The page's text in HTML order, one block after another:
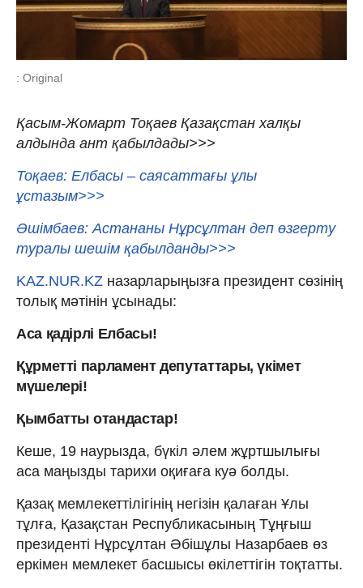
: Original
Қасым-Жомарт Тоқаев Қазақстан халқы
алдында ант қабылдады>>>
Тоқаев: Елбасы – саясаттағы ұлы
ұстазым>>>
Әшімбаев: Астананы Нұрсұлтан деп өзгерту
туралы шешім қабылданды>>>
KAZ.NUR.KZ назарларыңызға президент сөзінің
толық мәтінін ұсынады:
Аса қадірлі Елбасы!
Құрметті парламент депутаттары, үкімет
мүшелері!
Қымбатты отандастар!
Кеше, 19 наурызда, бүкіл әлем жұртшылығы
аса маңызды тарихи оқиғаға куә болды.
Қазақ мемлекеттілігінің негізін қалаған Ұлы
тұлға, Қазақстан Республикасының Тұңғыш
президенті Нұрсұлтан Әбішұлы Назарбаев өз
еркімен мемлекет басшысы өкілеттігін тоқтатты.